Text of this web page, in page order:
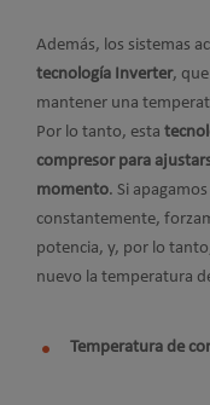
Además, los sistemas
tecnología Inverter,
mantener una
Por lo tanto, esta
compresor para
momento. Si
constantemente,
potencia, y, por lo
nuevo la temperatura
Temperatura de